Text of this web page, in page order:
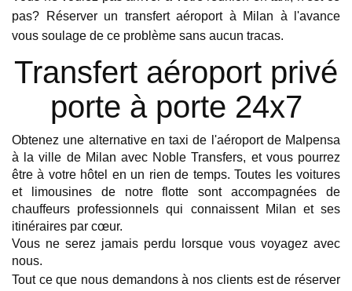
entièrement équipée pour chaque type de
voyageur. J'ai un siège équipé séparé pour
mon enfant de 2 ans. Nous avons passé un
bon moment pendant nos vacances en Suisse.
Merci Noble Transfer !!
H. Stanley
Dec 03, 2019
9.2
pas? Réserver un transfert aéroport à Milan à l'avance
vous soulage de ce problème sans aucun tracas.
Transfert aéroport privé
porte à porte 24x7
Obtenez une alternative en taxi de l'aéroport de Malpensa
à la ville de Milan avec Noble Transfers, et vous pourrez
être à votre hôtel en un rien de temps. Toutes les voitures
et limousines de notre flotte sont accompagnées de
chauffeurs professionnels qui connaissent Milan et ses
itinéraires par cœur.
Vous ne serez jamais perdu lorsque vous voyagez avec
nous.
Tout ce que nous demandons à nos clients est de réserver